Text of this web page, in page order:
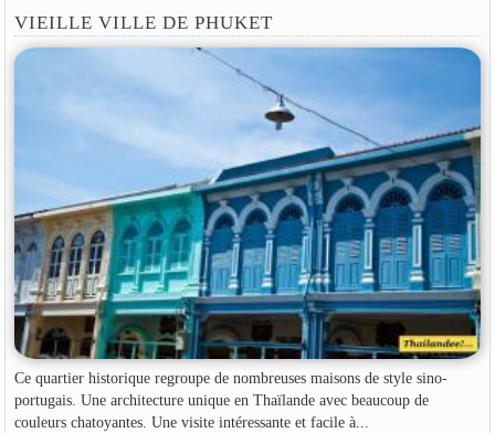
VIEILLE VILLE DE PHUKET
Ce quartier historique regroupe de nombreuses maisons de style sino-
portugais. Une architecture unique en Thaïlande avec beaucoup de
couleurs chatoyantes. Une visite intéressante et facile à...